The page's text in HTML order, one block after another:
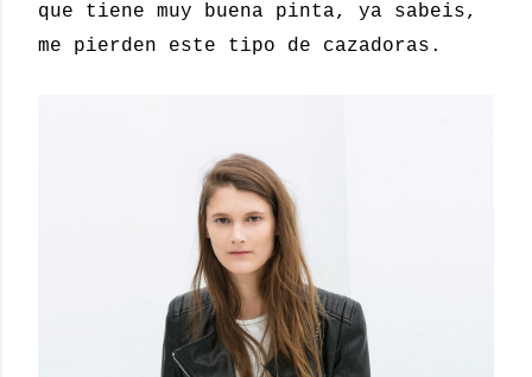
que tiene muy buena pinta, ya sabeis,
me pierden este tipo de cazadoras.